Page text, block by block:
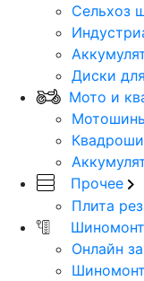
Сельхоз
Диски
Мото и
Прочее
Плита
Онлайн